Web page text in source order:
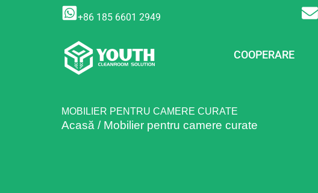
+86 185 6601 2949
COOPERARE
MOBILIER PENTRU CAMERE CURATE
Acasă / Mobilier pentru camere curate